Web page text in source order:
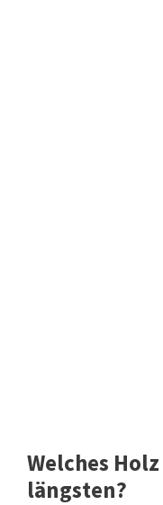
Welches
längsten?